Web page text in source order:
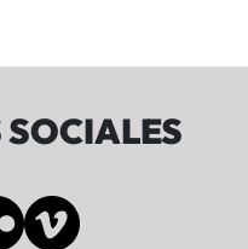
SOCIALES